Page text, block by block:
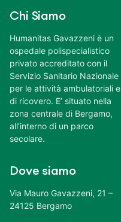
Chi Siamo
Humanitas Gavazzeni è un
ospedale polispecialistico
privato accreditato con il
Servizio Sanitario Nazionale
per le attività ambulatoriali e
di ricovero. E’ situato nella
zona centrale di Bergamo,
all’interno di un parco
secolare.
Dove siamo
Via Mauro Gavazzeni, 21 –
24125 Bergamo